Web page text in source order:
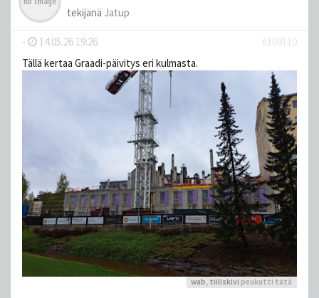
tekijänä Jatup
- 14.05.26 19:26
#109110
Tällä kertaa Graadi-päivitys eri kulmasta.
wab, tiiliskivi peukutti tätä